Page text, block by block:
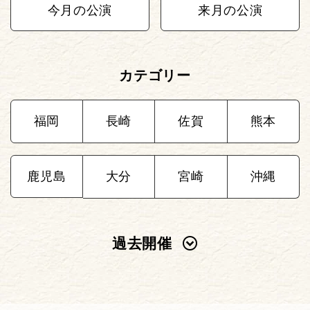
今月の公演 来月の公演
カテゴリー
福岡 長崎 佐賀 熊本
鹿児島 大分 宮崎 沖縄
過去開催